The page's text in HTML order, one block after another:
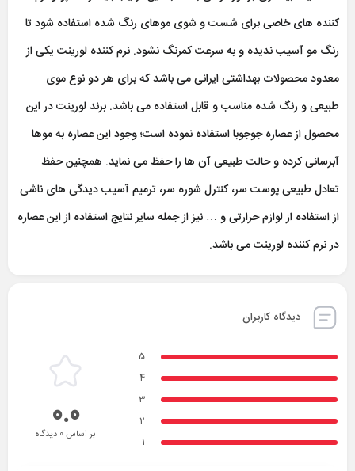
کننده های خاصی برای شست و شوی موهای رنگ شده استفاده شود تا
رنگ مو آسیب ندیده و به سرعت کمرنگ نشود. نرم کننده لورینت یکی از
معدود محصولات بهداشتی ایرانی می باشد که برای هر دو نوع موی
طبیعی و رنگ شده مناسب و قابل استفاده می باشد. برند لورینت در این
محصول از عصاره جوجوبا استفاده نموده است؛ وجود این عصاره به موها
آبرسانی کرده و حالت طبیعی آن ها را حفظ می نماید. همچنین حفظ
تعادل طبیعی پوست سر، کنترل شوره سر، ترمیم آسیب دیدگی های ناشی
از استفاده از لوازم حرارتی و … نیز از جمله سایر نتایج استفاده از این عصاره
در نرم کننده لورینت می باشد.
دیدگاه کاربران
5
4
3
2
1
0.0بر اساس 0 دیدگاه